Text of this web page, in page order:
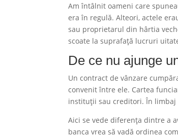
Am întâlnit oameni care
era în regulă. Alteori, actele
sau proprietarul din hârtia
scoate la suprafață lucruri
De ce nu ajunge
Un contract de vânzare
convenit între ele. Cartea
instituții sau creditori. În
Aici se vede diferența dintre a
banca vrea să vadă ordinea